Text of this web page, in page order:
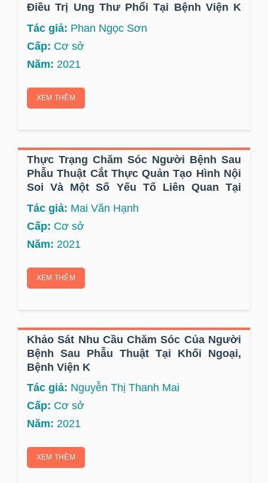
Điều Trị Ung Thư Phổi Tại Bệnh Viện K
Năm 2020
Tác giả: Phan Ngọc Sơn
Cấp: Cơ sở
Năm: 2021
XEM THÊM
Thực Trạng Chăm Sóc Người Bệnh Sau
Phẫu Thuật Cắt Thực Quản Tạo Hình Nội
Soi Và Một Số Yếu Tố Liên Quan Tại
Bệnh Viện K Năm 2020-2021
Tác giả: Mai Văn Hạnh
Cấp: Cơ sở
Năm: 2021
XEM THÊM
Khảo Sát Nhu Cầu Chăm Sóc Của Người
Bệnh Sau Phẫu Thuật Tại Khối Ngoại,
Bệnh Viện K
Tác giả: Nguyễn Thị Thanh Mai
Cấp: Cơ sở
Năm: 2021
XEM THÊM